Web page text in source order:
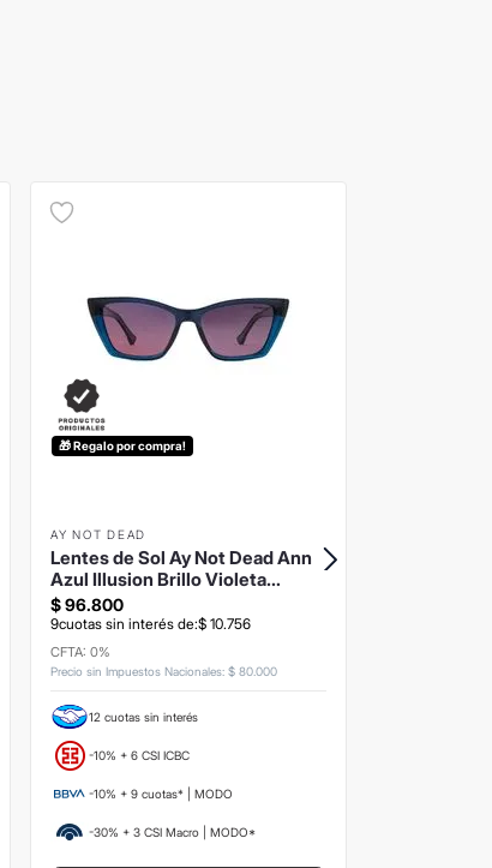
🎁 Regalo por compra!
AY NOT DEAD
Lentes de Sol Ay Not Dead Ann
Azul Illusion Brillo Violeta
Degrade Rosa
$96.800
9cuotas sin interés de:$ 10.756
CFTA: 0%
Precio sin Impuestos Nacionales:$ 80.000
12 cuotas sin interés
-10% + 6 CSI ICBC
-10% + 9 cuotas* | MODO
-30% + 3 CSI Macro | MODO*